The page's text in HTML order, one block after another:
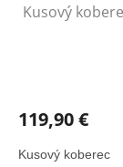
Kusový
119,90 €
Kusový koberec